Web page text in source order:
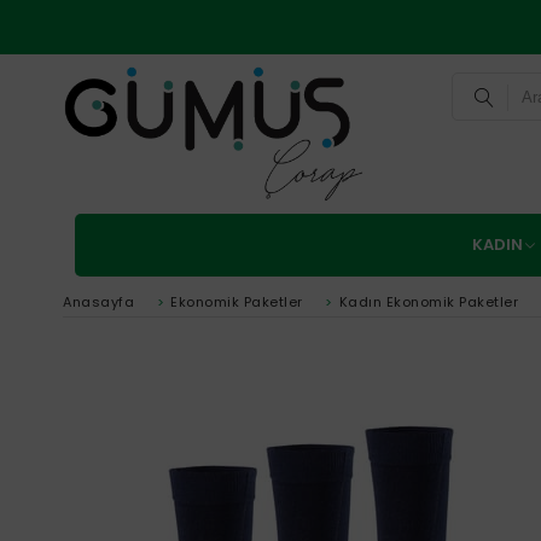
KADIN
Anasayfa > Ekonomik Paketler > Kadın Ekonomik Paketler